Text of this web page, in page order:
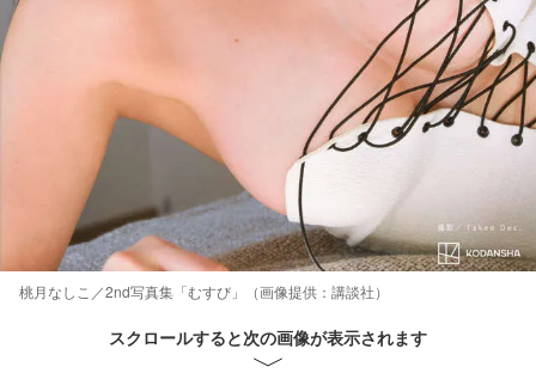
桃月なしこ／2nd写真集「むすび」（画像提供：講談社）
スクロールすると次の画像が表示されます